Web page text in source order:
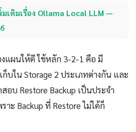
มเติมเรื่อง Ollama Local LLM —
งแผนให้ดี ใช้หลัก 3-2-1 คือ มี
ก็บใน Storage 2 ประเภทต่างกัน และ
อบ Restore Backup เป็นประจำ
าะ Backup ที่ Restore ไม่ได้ก็